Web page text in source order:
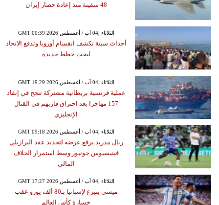
48 سفينة منذ إعادة حصار إيران
GMT 00:39 2026 الثلاثاء ,04 آب / أغسطس
أحداث سبتة تكشف انقسام أوروبا وتدفع الاتحاد
لبحث خطط جديدة
GMT 19:29 2026 الثلاثاء ,04 آب / أغسطس
عملية فرنسية بريطانية مشتركة تنجح في إنقاذ
157 مهاجرا بعد احتراق قاربهم في القنال
الإنجليزي
GMT 09:18 2026 الثلاثاء ,04 آب / أغسطس
ريال مدريد يرفع عرضه لتجديد عقد البرازيلي
فينيسيوس جونيور وسط استمرار الخلاف
المالي
GMT 17:27 2026 الثلاثاء ,04 آب / أغسطس
ميسي يتبرع لإسبانيا بـ80 ألف يورو عقب
خسارة كأس العالم